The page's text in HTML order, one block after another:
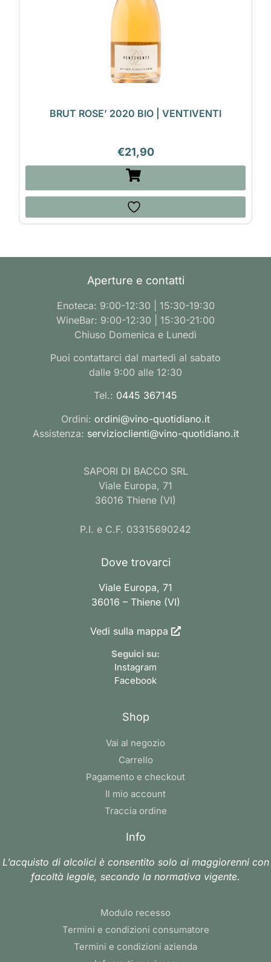
BRUT ROSE’ 2020 BIO | VENTIVENTI
€21,90
Aperture e contatti
Enoteca: 9:00-12:30 | 15:30-19:30
WineBar: 9:00-12:30 | 15:30-21:00
Chiuso Domenica e Lunedì
Puoi contattarci dal martedì al sabato
dalle 9:00 alle 12:30
Tel.: 0445 367145
Ordini: ordini@vino-quotidiano.it
Assistenza: servizioclienti@vino-quotidiano.it
SAPORI DI BACCO SRL
Viale Europa, 71
36016 Thiene (VI)
P.I. e C.F. 03315690242
Dove trovarci
Viale Europa, 71
36016 – Thiene (VI)
Vedi sulla mappa
Seguici su:
Instagram
Facebook
Shop
Vai al negozio
Carrello
Pagamento e checkout
Il mio account
Traccia ordine
Info
L’acquisto di alcolici è consentito solo ai maggiorenni con
facoltà legale, secondo la normativa vigente.
Modulo recesso
Termini e condizioni consumatore
Termini e condizioni azienda